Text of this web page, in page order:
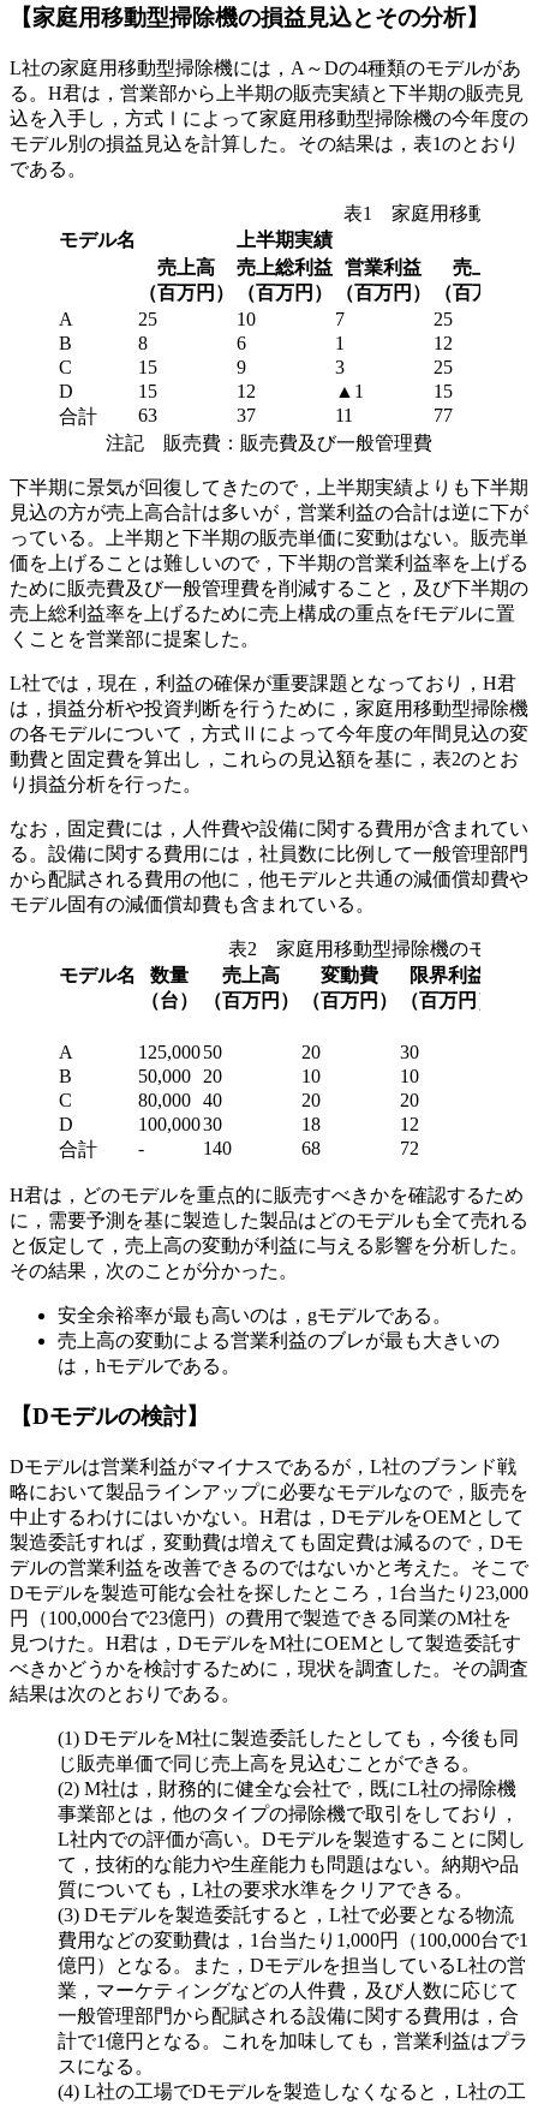
【家庭用移動型掃除機の損益見込とその分析】
L社の家庭用移動型掃除機には，A～Dの4種類のモデルがあ
る。H君は，営業部から上半期の販売実績と下半期の販売見
込を入手し，方式Ⅰによって家庭用移動型掃除機の今年度の
モデル別の損益見込を計算した。その結果は，表1のとおり
である。
表1 家庭用移動型掃
モデル名
上半期実績
売上高
（百万円）
売上総利益
（百万円）
営業利益
（百万円）
売上高
（百万円）
A
25 10 7 25
B
8 6 1 12
C
15 9 3 25
D
15 12 ▲1 15
合計
63 37 11 77
注記 販売費：販売費及び一般管理費
下半期に景気が回復してきたので，上半期実績よりも下半期
見込の方が売上高合計は多いが，営業利益の合計は逆に下が
っている。上半期と下半期の販売単価に変動はない。販売単
価を上げることは難しいので，下半期の営業利益率を上げる
ために販売費及び一般管理費を削減すること，及び下半期の
売上総利益率を上げるために売上構成の重点をfモデルに置
くことを営業部に提案した。
L社では，現在，利益の確保が重要課題となっており，H君
は，損益分析や投資判断を行うために，家庭用移動型掃除機
の各モデルについて，方式Ⅱによって今年度の年間見込の変
動費と固定費を算出し，これらの見込額を基に，表2のとお
り損益分析を行った。
なお，固定費には，人件費や設備に関する費用が含まれてい
る。設備に関する費用には，社員数に比例して一般管理部門
から配賦される費用の他に，他モデルと共通の減価償却費や
モデル固有の減価償却費も含まれている。
表2 家庭用移動型掃除機のモデル
モデル名
数量
（台）
売上高
（百万円）
変動費
（百万円）
限界利益
（百万円）
A 125,00050 20 30
B
50,000 20 10 10
C
80,000 40 20 20
D
100,00030 18 12
合計
- 140 68 72
H君は，どのモデルを重点的に販売すべきかを確認するため
に，需要予測を基に製造した製品はどのモデルも全て売れる
と仮定して，売上高の変動が利益に与える影響を分析した。
その結果，次のことが分かった。
安全余裕率が最も高いのは， gモデルである。
売上高の変動による営業利益のブレが最も大きいの
は， hモデルである。
【Dモデルの検討】
Dモデルは営業利益がマイナスであるが，L社のブランド戦
略において製品ラインアップに必要なモデルなので，販売を
中止するわけにはいかない。H君は，DモデルをOEMとして
製造委託すれば，変動費は増えても固定費は減るので，Dモ
デルの営業利益を改善できるのではないかと考えた。そこで
Dモデルを製造可能な会社を探したところ，1台当たり23,000
円（100,000台で23億円）の費用で製造できる同業のM社を
見つけた。H君は，DモデルをM社にOEMとして製造委託す
べきかどうかを検討するために，現状を調査した。その調査
結果は次のとおりである。
DモデルをM社に製造委託したとしても，今後も同
じ販売単価で同じ売上高を見込むことができる。
M社は，財務的に健全な会社で，既にL社の掃除機
事業部とは，他のタイプの掃除機で取引をしており，
L社内での評価が高い。Dモデルを製造することに関し
て，技術的な能力や生産能力も問題はない。納期や品
質についても，L社の要求水準をクリアできる。
Dモデルを製造委託すると，L社で必要となる物流
費用などの変動費は，1台当たり1,000円（100,000台で1
億円）となる。また，Dモデルを担当しているL社の営
業，マーケティングなどの人件費，及び人数に応じて
一般管理部門から配賦される設備に関する費用は，合
計で1億円となる。これを加味しても，営業利益はプラ
スになる。
L社の工場でDモデルを製造しなくなると，L社の工